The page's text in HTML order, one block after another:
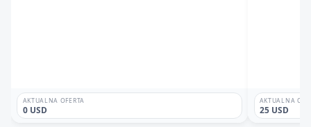
AKTUALNA OFERTA
0 USD
AKTUALNA
25 USD